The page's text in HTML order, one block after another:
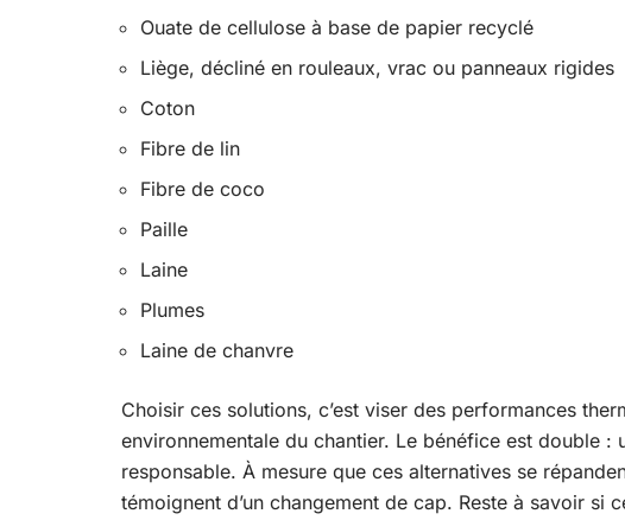
Ouate de cellulose à base de papier recyclé
Liège, décliné en rouleaux, vrac ou panneaux rigides
Coton
Fibre de lin
Fibre de coco
Paille
Laine
Plumes
Laine de chanvre
Choisir ces solutions, c’est viser des performances
environnementale du chantier. Le bénéfice est double
responsable. À mesure que ces alternatives se
témoignent d’un changement de cap. Reste à savoir si